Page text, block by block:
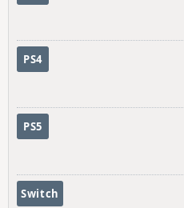
PS4
PS5
Switch